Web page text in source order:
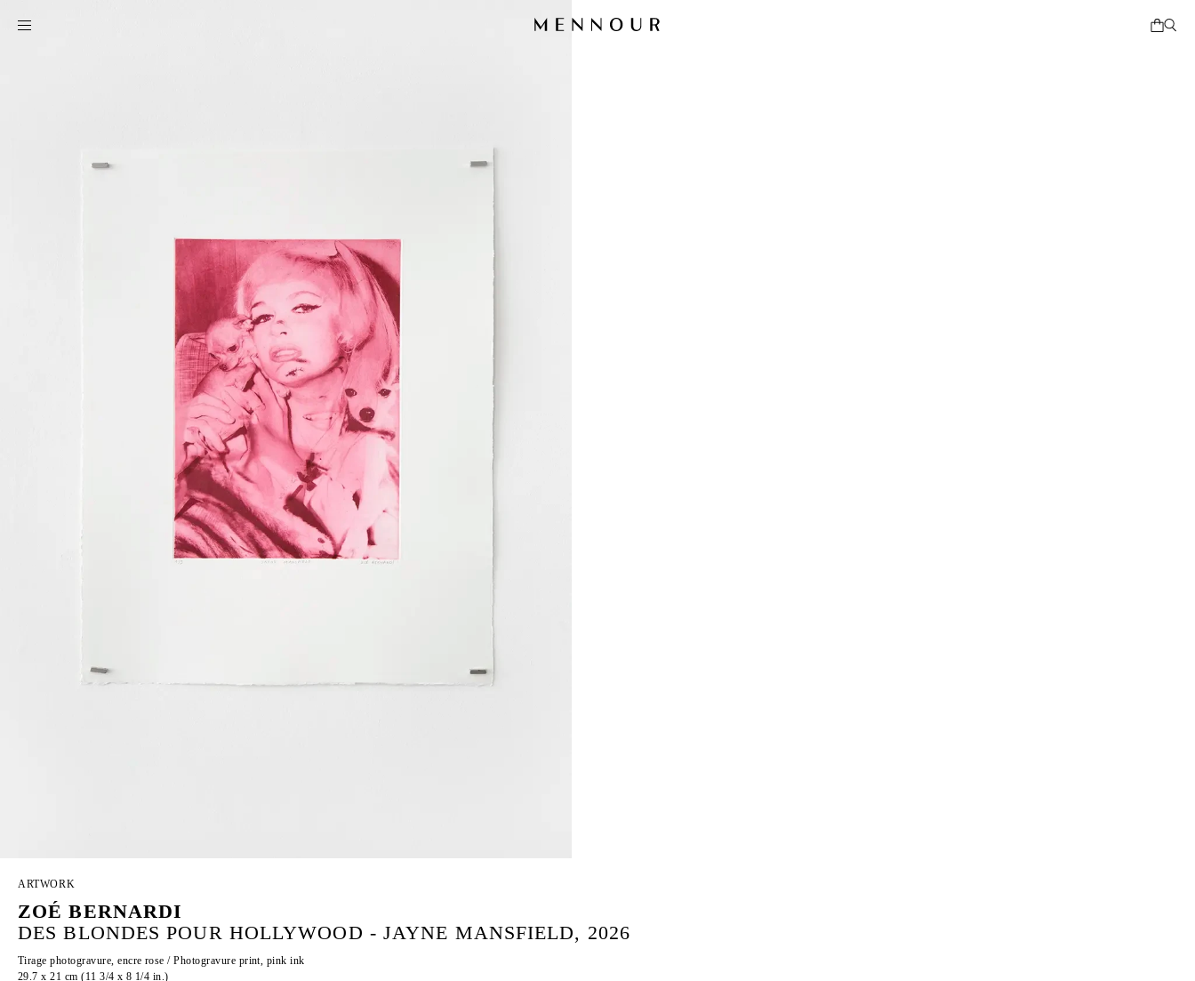
ARTWORK
ZOÉ BERNARDI
DES BLONDES POUR HOLLYWOOD - JAYNE MANSFIELD, 2026
Tirage photogravure, encre rose / Photogravure print, pink ink
29.7 x 21 cm (11 3/4 x 8 1/4 in.)